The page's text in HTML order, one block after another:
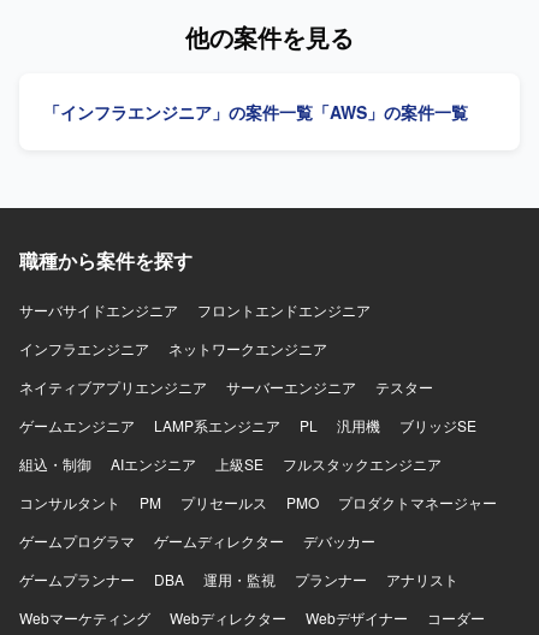
ェクトに参画し、OracleからAmazon Aurora PostgreSQLへ
ステム全体の構成に触れながら、DBAとしてのスキルを高
しています。
境の構築や運用も行っていただきます。 【求める人物像】
揮し、プロジェクトメンバーと円滑に情報共有や調整がで
ができます。WindowsやLinuxに加え、AWSや各種ミドルウ
キルセットを幅広く強化していただけます。 【開発環境】
などを利用したインフラ環境での業務となります。
他の案件を見る
「インフラエンジニア」の案件一覧 「AWS」の案件一覧
職種から案件を探す
サーバサイドエンジニア
フロントエンドエンジニア
インフラエンジニア
ネットワークエンジニア
ネイティブアプリエンジニア
サーバーエンジニア
テスター
ゲームエンジニア
LAMP系エンジニア PL 汎用機
ブリッジSE
組込・制御
AIエンジニア 上級SE
フルスタックエンジニア
コンサルタント
PM プリセールス PMO
プロダクトマネージャー
ゲームプログラマ
ゲームディレクター
デバッカー
ゲームプランナー
DBA 運用・監視 プランナー
アナリスト
Webマーケティング
Webディレクター Webデザイナー
コーダー